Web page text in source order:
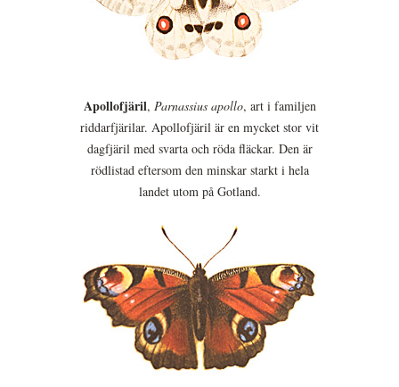
Apollofjäril, Parnassius apollo, art i familjen
riddarfjärilar. Apollofjäril är en mycket stor vit
dagfjäril med svarta och röda fläckar. Den är
rödlistad eftersom den minskar starkt i hela
landet utom på Gotland.